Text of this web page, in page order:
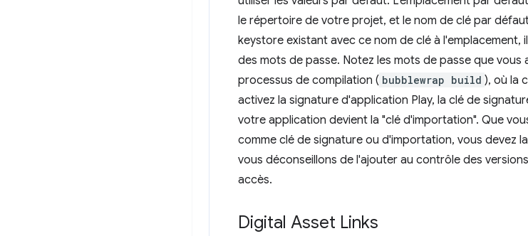
le répertoire de votre projet, et le nom de clé par
keystore existant avec ce nom de clé à
des mots de passe. Notez les mots de passe que vous
processus de compilation ( bubblewrap build ), où la
activez la signature d'application Play, la clé de
votre application devient la "clé d'importation". Que
comme clé de signature ou d'importation, vous devez
vous déconseillons de l'ajouter au contrôle des
accès.
Digital Asset Links